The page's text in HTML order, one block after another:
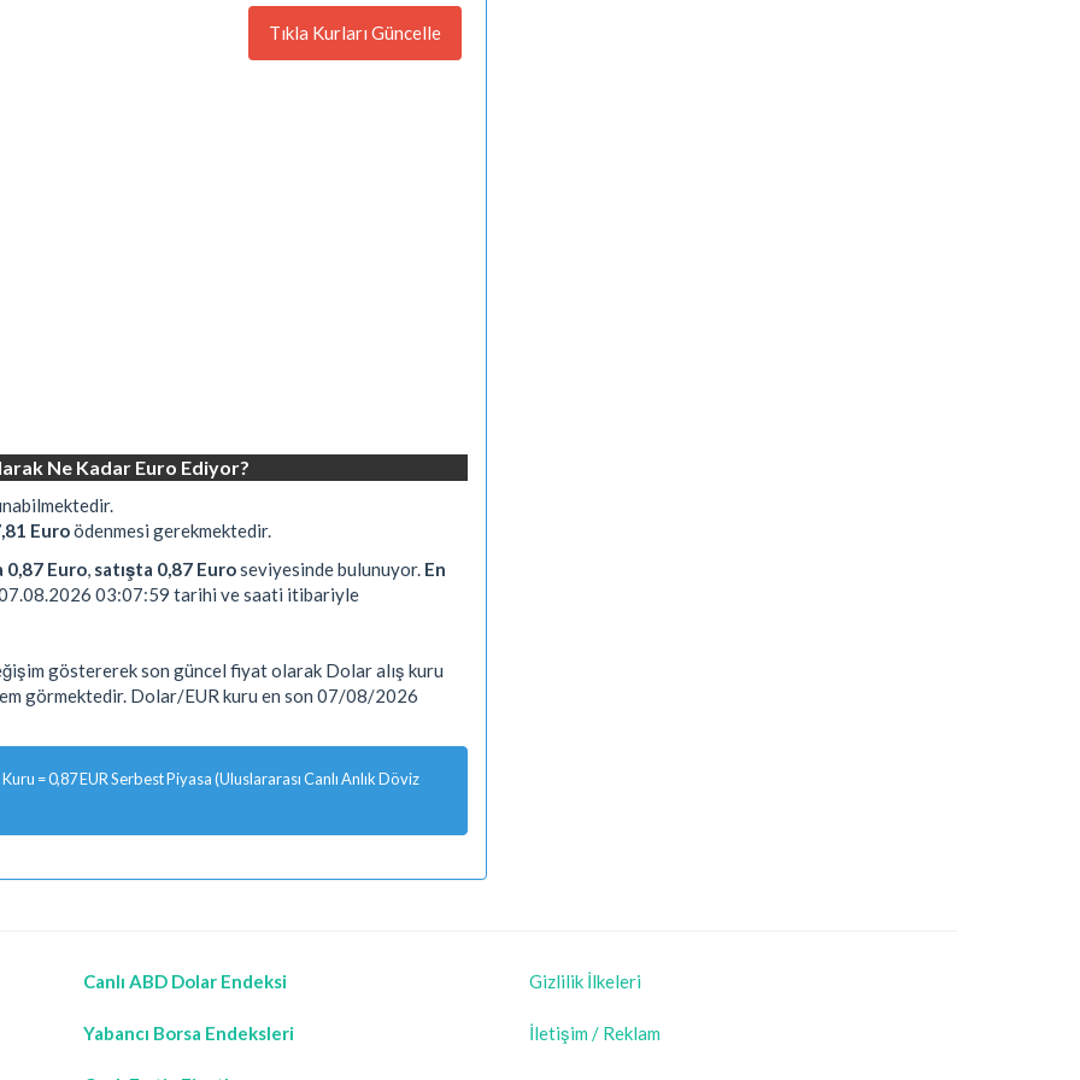
Tıkla Kurları Güncelle
Ne Kadar Euro Ediyor?
Euroödenmesi gerekmektedir.
0,87 Euro satışta 0,87 Euroseviyesinde bulunuyor. En
03:07:59 tarihi ve saati itibariyle
göstererek son güncel fiyat olarak Dolar alış kuru
görmektedir. Dolar/EUR kuru en son 07/08/2026
= 0,87 EUR Serbest Piyasa (Uluslararası Canlı Anlık Döviz
Canlı ABD Dolar Endeksi
Yabancı Borsa Endeksleri
Gizlilik İlkeleri
İletişim / Reklam